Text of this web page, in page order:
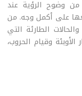
وضوح الرؤية عند
على أكمل وجه. من
الطارئة التي
وقيام الحروب،